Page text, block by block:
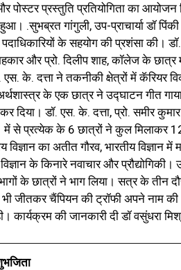
पोस्टर प्रस्तुति प्रतियोगिता का
.सुभब्रत गांगुली, उप-प्राचार्या डॉ पिंकी
के सहयोग की प्रशंसा की।
और प्रो. दिलीप शाह, कॉलेज के छात्र
के. दत्ता ने तकनीकी क्षेत्रों में कॅरियर
के एक छात्र ने उद्घाटन गीत
दिया। डॉ. एस. के. दत्ता, प्रो. समीर
प्रत्येक के 6 छात्रों ने कुल मिलाकर 12
का अतीत गौरव, भारतीय विज्ञान में
के किनारे नवाचार और प्रौद्योगिकी।
के छात्रों ने भाग लिया। सत्र के तीन
जीतकर चैंपियन की ट्रॉफी अपने नाम
कार्यक्रम की जानकारी दी डॉ वसुंधरा